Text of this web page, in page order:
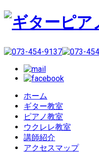
ホーム
ギター教室
ピアノ教室
ウクレレ教室
講師紹介
アクセスマップ